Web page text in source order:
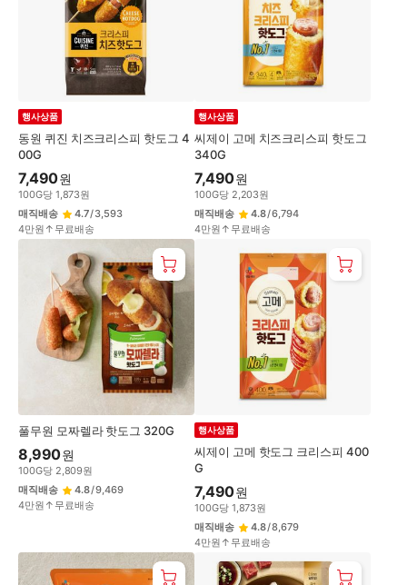
동원 퀴진 치즈크리스피 핫도그 4
00G
행사상품
7,490원
100G당 1,873원
매직배송
4.7/3,593
4만원↑무료배송
씨제이 고메 치즈크리스피 핫도그
340G
행사상품
7,490원
100G당 2,203원
매직배송
4.8/6,794
4만원↑무료배송
풀무원 모짜렐라 핫도그 320G
8,990원
100G당 2,809원
매직배송
4.8/9,469
4만원↑무료배송
씨제이 고메 핫도그 크리스피 400
G
행사상품
7,490원
100G당 1,873원
매직배송
4.8/8,679
4만원↑무료배송